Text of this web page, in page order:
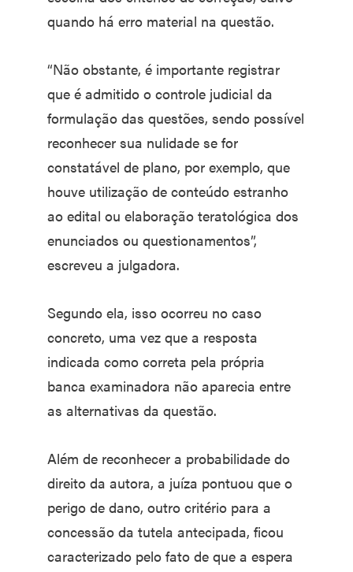
quando há erro material na questão.
“Não obstante, é importante registrar
que é admitido o controle judicial da
formulação das questões, sendo possível
reconhecer sua nulidade se for
constatável de plano, por exemplo, que
houve utilização de conteúdo estranho
ao edital ou elaboração teratológica dos
enunciados ou questionamentos”,
escreveu a julgadora.
Segundo ela, isso ocorreu no caso
concreto, uma vez que a resposta
indicada como correta pela própria
banca examinadora não aparecia entre
as alternativas da questão.
Além de reconhecer a probabilidade do
direito da autora, a juíza pontuou que o
perigo de dano, outro critério para a
concessão da tutela antecipada, ficou
caracterizado pelo fato de que a espera